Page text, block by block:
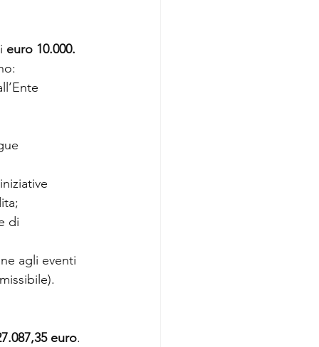
euro 10.000.
di
agli eventi
euro.